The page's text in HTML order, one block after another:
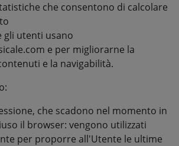
che consentono di calcolare
gli utenti usano
e per migliorarne la
e la navigabilità.
che scadono nel momento in
il browser: vengono utilizzati
per proporre all'Utente le ultime